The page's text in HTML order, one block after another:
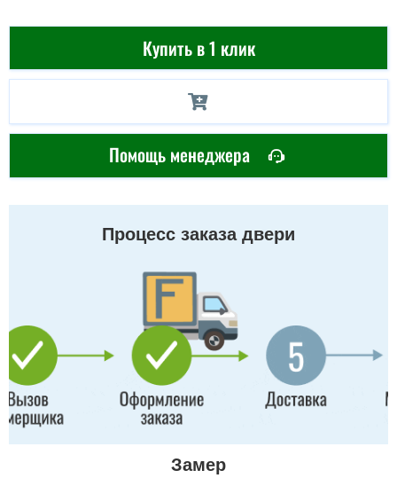
Купить в 1 клик
Помощь менеджера
Процесс заказа двери
Замер